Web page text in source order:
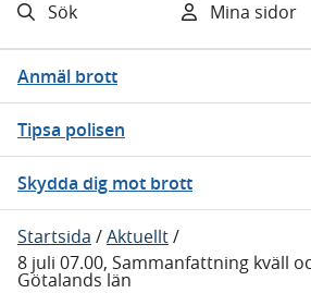
Sök Mina sidor
Anmäl brott
Tipsa polisen
Skydda dig mot brott
Startsida /Aktuellt/
8 juli 07.00, Sammanfattning kväll
Götalands län